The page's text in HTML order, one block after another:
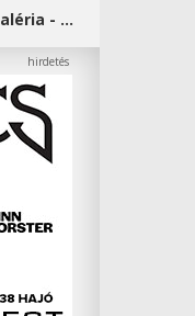
Szolnoki Galéria - Damjanich János Múzeum